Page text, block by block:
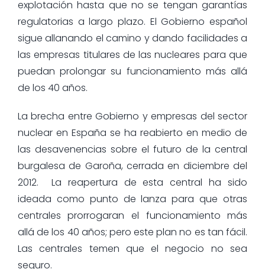
explotación hasta que no se tengan garantías
regulatorias a largo plazo. El Gobierno español
sigue allanando el camino y dando facilidades a
las empresas titulares de las nucleares para que
puedan prolongar su funcionamiento más allá
de los 40 años.
La brecha entre Gobierno y empresas del sector
nuclear en España se ha reabierto en medio de
las desavenencias sobre el futuro de la central
burgalesa de Garoña, cerrada en diciembre del
2012. La reapertura de esta central ha sido
ideada como punto de lanza para que otras
centrales prorrogaran el funcionamiento más
allá de los 40 años; pero este plan no es tan fácil.
Las centrales temen que el negocio no sea
seguro.